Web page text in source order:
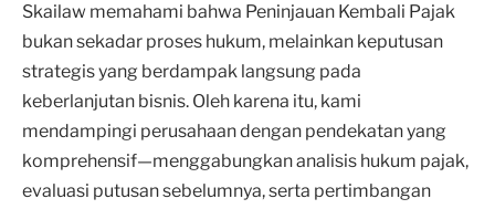
Skailaw memahami bahwa Peninjauan Kembali Pajak
bukan sekadar proses hukum, melainkan keputusan
strategis yang berdampak langsung pada
keberlanjutan bisnis. Oleh karena itu, kami
mendampingi perusahaan dengan pendekatan yang
komprehensif—menggabungkan analisis hukum pajak,
evaluasi putusan sebelumnya, serta pertimbangan